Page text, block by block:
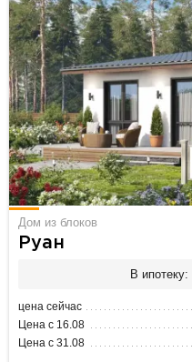
Дом из блоков
Руан
В ипотеку:
цена сейчас
Цена с 16.08
Цена с 31.08